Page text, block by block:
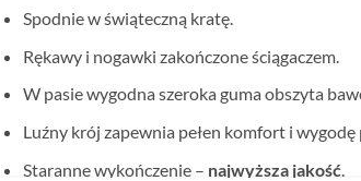
Spodnie w świąteczną kratę.
Rękawy i nogawki zakończone ściągaczem.
W pasie wygodna szeroka guma obszyta
Luźny krój zapewnia pełen komfort i wygodę
Staranne wykończenie – najwyższa jakość